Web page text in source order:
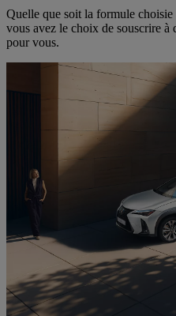
Quelle que soit la formule
vous avez le choix de souscrire à
pour vous.